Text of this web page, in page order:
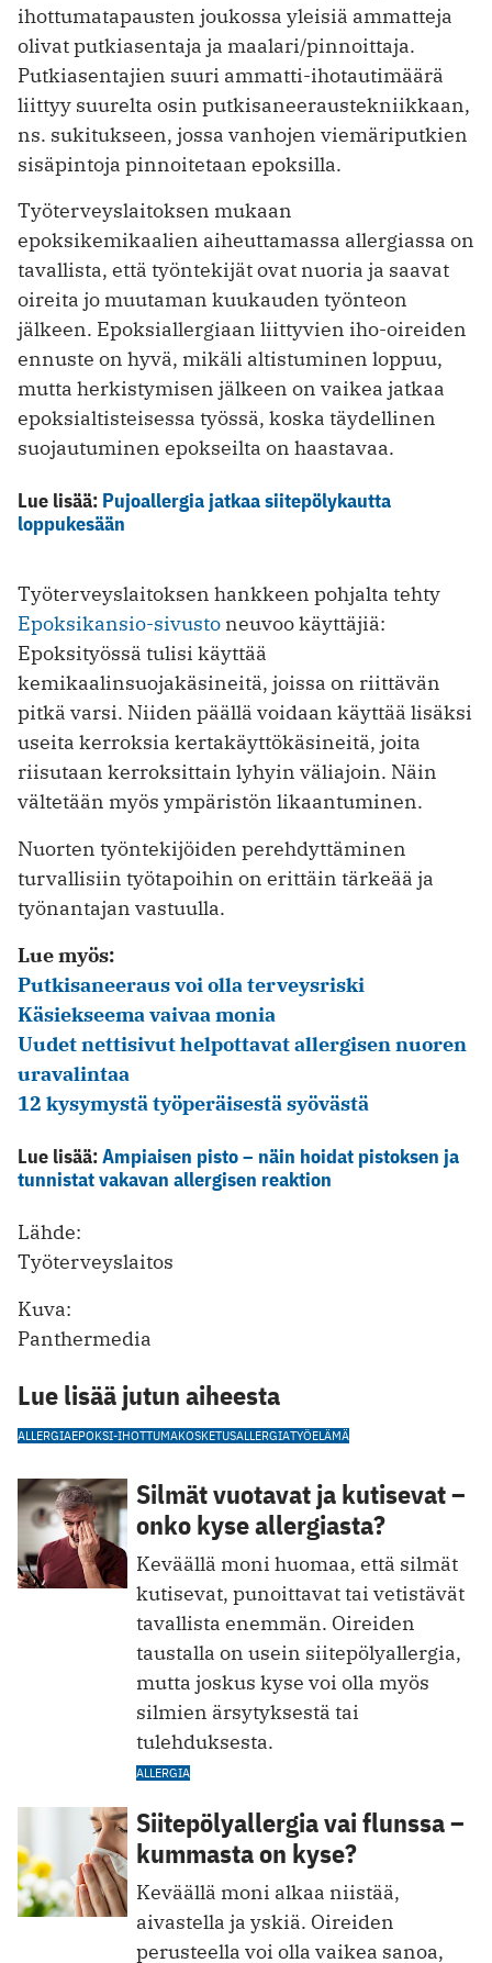
ihottumatapausten joukossa yleisiä ammatteja
olivat putkiasentaja ja maalari/pinnoittaja.
Putkiasentajien suuri ammatti-ihotautimäärä
liittyy suurelta osin putkisaneeraustekniikkaan,
ns. sukitukseen, jossa vanhojen viemäriputkien
sisäpintoja pinnoitetaan epoksilla.
Työterveyslaitoksen mukaan
epoksikemikaalien aiheuttamassa allergiassa on
tavallista, että työntekijät ovat nuoria ja saavat
oireita jo muutaman kuukauden työnteon
jälkeen. Epoksiallergiaan liittyvien iho-oireiden
ennuste on hyvä, mikäli altistuminen loppuu,
mutta herkistymisen jälkeen on vaikea jatkaa
epoksialtisteisessa työssä, koska täydellinen
suojautuminen epokseilta on haastavaa.
Lue lisää: Pujoallergia jatkaa siitepölykautta
loppukesään
Työterveyslaitoksen hankkeen pohjalta tehty
Epoksikansio-sivusto neuvoo käyttäjiä:
Epoksityössä tulisi käyttää
kemikaalinsuojakäsineitä, joissa on riittävän
pitkä varsi. Niiden päällä voidaan käyttää lisäksi
useita kerroksia kertakäyttökäsineitä, joita
riisutaan kerroksittain lyhyin väliajoin. Näin
vältetään myös ympäristön likaantuminen.
Nuorten työntekijöiden perehdyttäminen
turvallisiin työtapoihin on erittäin tärkeää ja
työnantajan vastuulla.
Lue myös:
Putkisaneeraus voi olla terveysriski
Käsiekseema vaivaa monia
Uudet nettisivut helpottavat allergisen nuoren
uravalintaa
12 kysymystä työperäisestä syövästä
Lue lisää:Ampiaisen pisto – näin hoidat pistoksen ja
tunnistat vakavan allergisen reaktion
Lähde:
Työterveyslaitos
Kuva:
Panthermedia
Lue lisää jutun aiheesta
ALLERGIAEPOKSI-IHOTTUMAKOSKETUSALLERGIATYÖELÄMÄ
Silmät vuotavat ja kutisevat –
onko kyse allergiasta?
Keväällä moni huomaa, että silmät
kutisevat, punoittavat tai vetistävät
tavallista enemmän. Oireiden
taustalla on usein siitepölyallergia,
mutta joskus kyse voi olla myös
silmien ärsytyksestä tai
tulehduksesta.
ALLERGIA
Siitepölyallergia vai flunssa –
kummasta on kyse?
Keväällä moni alkaa niistää,
aivastella ja yskiä. Oireiden
perusteella voi olla vaikea sanoa,